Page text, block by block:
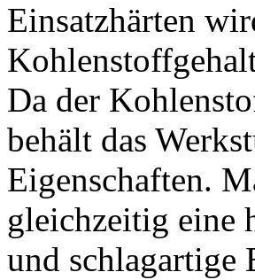
Einsatzhärten
Da der
behält das
Eigenschaften.
gleichzeitig eine
und schlagartige